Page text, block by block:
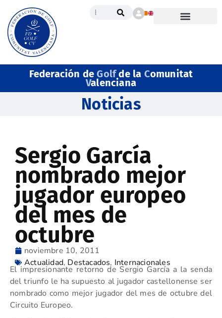
Federación deGolfde la Comunitat
Valenciana
Noticias
Sergio García
nombrado mejor
jugador europeo
del mes de
octubre
noviembre 10, 2011
Actualidad, Destacados, Internacionales
El impresionante retorno de Sergio García a la senda
del triunfo le ha supuesto al jugador castellonense ser
nombrado como mejor jugador del mes de octubre del
Circuito Europeo.